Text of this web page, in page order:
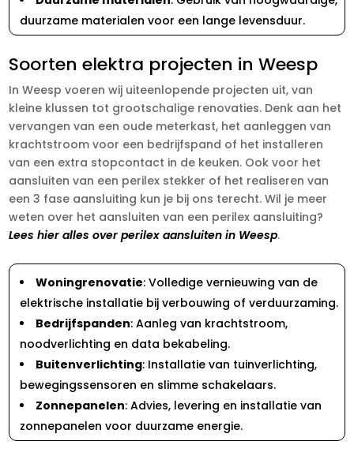
duurzame materialen voor een lange levensduur.
Soorten elektra projecten in Weesp
In Weesp voeren wij uiteenlopende projecten uit, van
kleine klussen tot grootschalige renovaties. Denk aan het
vervangen van een oude meterkast, het aanleggen van
krachtstroom voor een bedrijfspand of het installeren
van een extra stopcontact in de keuken. Ook voor het
aansluiten van een perilex stekker of het realiseren van
een 3 fase aansluiting kun je bij ons terecht. Wil je meer
weten over het aansluiten van een perilex aansluiting?
Lees hier alles over perilex aansluiten in Weesp.
Woningrenovatie: Volledige vernieuwing van de
elektrische installatie bij verbouwing of verduurzaming.
Bedrijfspanden: Aanleg van krachtstroom,
noodverlichting en data bekabeling.
Buitenverlichting: Installatie van tuinverlichting,
bewegingssensoren en slimme schakelaars.
Zonnepanelen: Advies, levering en installatie van
zonnepanelen voor duurzame energie.